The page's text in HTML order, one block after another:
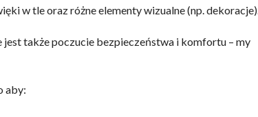
w tle oraz różne elementy wizualne (np. dekoracje).
także poczucie bezpieczeństwa i komfortu – my
aby: